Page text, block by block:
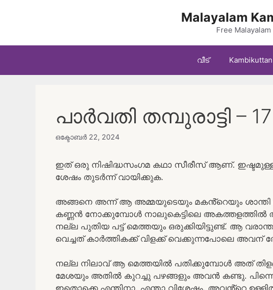
Malayalam
Free
വീട് Kambikuttan
പാർവതി തമ്പുരാട്ടി – 17
ഒക്ടോബർ 22, 2024
ഇത് ഒരു നിഷിദ്ധസംഗമ കഥാ സീരീസ് ആണ്.
ശേഷം തുടർന്ന് വായിക്കുക.
അങ്ങനെ അന്ന് ആ അമ്മയുടെയും മകൻ്റെയും
കണ്ണൻ നോക്കുമ്പോൾ നാലുകെട്ടിലെ അകത്തളത്തിൽ
നല്ല പുതിയ പട്ട് മെത്തയും ഒരുക്കിയിട്ടുണ്ട്. ആ
വെച്ചത് കാർത്തികക്ക് വിളക്ക് വെക്കുന്നപോലെ അവന്
നല്ല നിലാവ് ആ മെത്തയിൽ പതിക്കുമ്പോൾ അത്
മേശയും അതിൽ കുറച്ചു പഴങ്ങളും അവൻ കണ്ടു.